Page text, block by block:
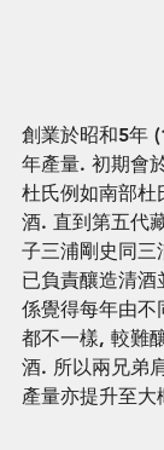
創業於昭和5年
年產量. 初期會
杜氏例如南部
酒. 直到第五代
子三浦剛史同三
已負責釀造清
係覺得每年由不
都不一樣, 較難
酒. 所以兩兄弟
產量亦提升至大